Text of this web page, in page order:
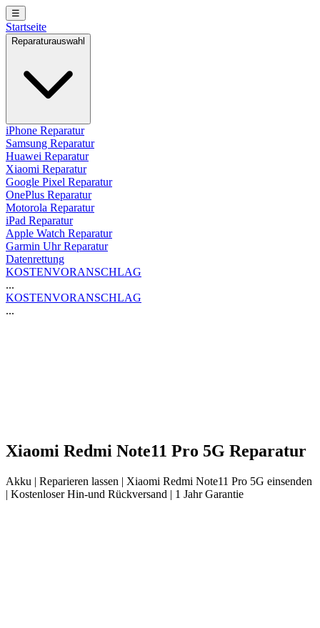
☰
Startseite
Reparaturauswahl
iPhone Reparatur
Samsung Reparatur
Huawei Reparatur
Xiaomi Reparatur
Google Pixel Reparatur
OnePlus Reparatur
Motorola Reparatur
iPad Reparatur
Apple Watch Reparatur
Garmin Uhr Reparatur
Datenrettung
KOSTENVORANSCHLAG
...
KOSTENVORANSCHLAG
...
Xiaomi Redmi Note11 Pro 5G Reparatur
Akku | Reparieren lassen | Xiaomi Redmi Note11 Pro 5G einsenden
| Kostenloser Hin-und Rückversand | 1 Jahr Garantie